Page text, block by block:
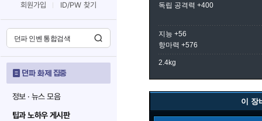
회원가입 ID/PW 찾기
던파 화제 집중
정보 · 뉴스 모음
팁과 노하우 게시판
독립 공격력 +400
지능 +56
항마력 +576
2.4kg
이 장